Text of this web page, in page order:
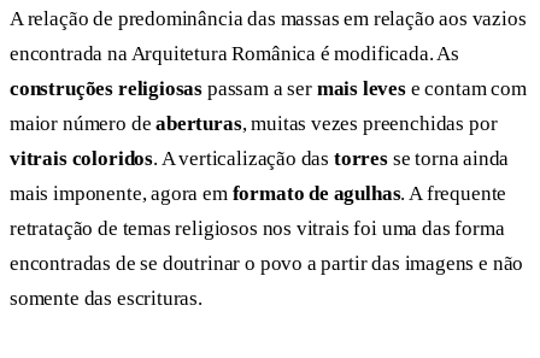
A relação de predominância das massas em relação aos vazios
encontrada na Arquitetura Românica é modificada. As
construções religiosas passam a ser mais levese contam com
maior número deaberturas, muitas vezes preenchidas por
vitrais coloridos. A verticalização das torresse torna ainda
mais imponente, agora em formato de agulhas. A frequente
retratação de temas religiosos nos vitrais foi uma das forma
encontradas de se doutrinar o povo a partir das imagens e não
somente das escrituras.